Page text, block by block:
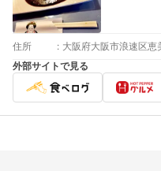
住所 : 大阪府大阪市浪速区
外部サイトで見る